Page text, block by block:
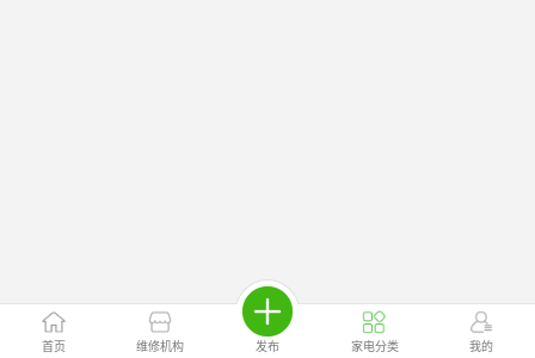
首页 维修机构 发布 家电分类 我的